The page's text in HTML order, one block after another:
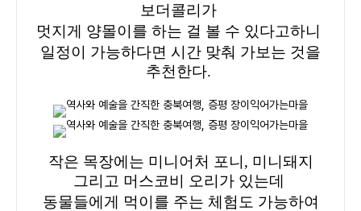
보더콜리가
멋지게 양몰이를 하는 걸 볼 수 있다고하니
일정이 가능하다면 시간 맞춰 가보는 것을
추천한다.
작은 목장에는 미니어처 포니, 미니돼지
그리고 머스코비 오리가 있는데
동물들에게 먹이를 주는 체험도 가능하여